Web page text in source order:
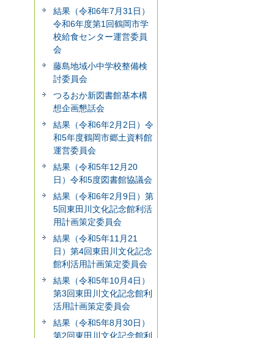
結果（令和6年7月31日）
令和6年度第1回鶴岡市学
校給食センター運営委員
会
藤島地域小中学校整備検
討委員会
つるおか新図書館基本構
想企画懇話会
結果（令和6年2月2日）令
和5年度鶴岡市郷土資料館
運営委員会
結果（令和5年12月20
日）令和5度図書館協議会
結果（令和6年2月9日）第
5回東田川文化記念館利活
用計画策定委員会
結果（令和5年11月21
日）第4回東田川文化記念
館利活用計画策定委員会
結果（令和5年10月4日）
第3回東田川文化記念館利
活用計画策定委員会
結果（令和5年8月30日）
第2回東田川文化記念館利